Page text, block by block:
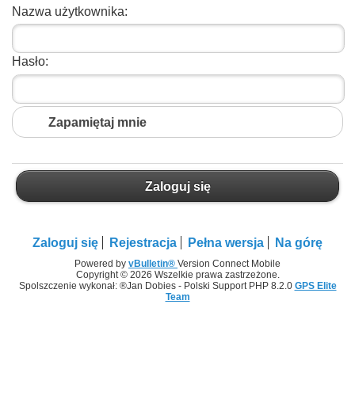
Nazwa użytkownika:
Hasło:
Zapamiętaj mnie
Zaloguj się
Zaloguj się Rejestracja Pełna wersja Na górę
Powered by vBulletin® Version Connect Mobile
Copyright © 2026 Wszelkie prawa zastrzeżone.
Spolszczenie wykonał: ®Jan Dobies - Polski Support PHP 8.2.0 GPS Elite
Team